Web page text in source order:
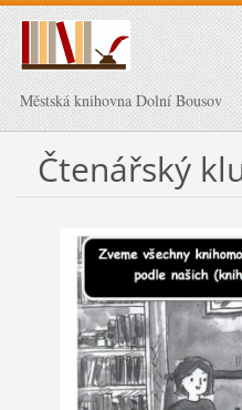
Městská knihovna Dolní Bousov
Čtenářský